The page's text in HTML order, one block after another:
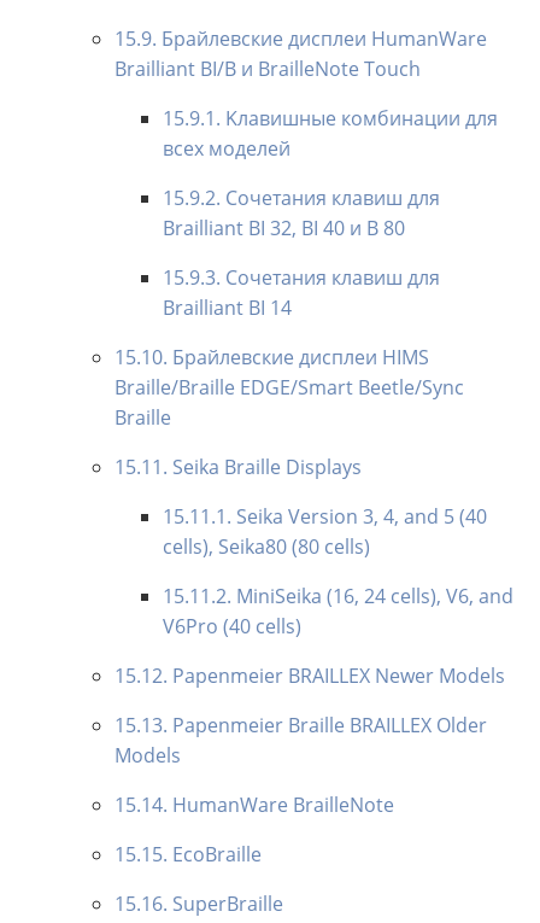
15.9. Брайлевские дисплеи HumanWare
Brailliant BI/B и BrailleNote Touch
15.9.1. Kлавишные комбинации для
всех моделей
15.9.2. Сочетания клавиш для
Brailliant BI 32, BI 40 и B 80
15.9.3. Сочетания клавиш для
Brailliant BI 14
15.10. Брайлевские дисплеи HIMS
Braille/Braille EDGE/Smart Beetle/Sync
Braille
15.11. Seika Braille Displays
15.11.1. Seika Version 3, 4, and 5 (40
cells), Seika80 (80 cells)
15.11.2. MiniSeika (16, 24 cells), V6, and
V6Pro (40 cells)
15.12. Papenmeier BRAILLEX Newer Models
15.13. Papenmeier Braille BRAILLEX Older
Models
15.14. HumanWare BrailleNote
15.15. EcoBraille
15.16. SuperBraille